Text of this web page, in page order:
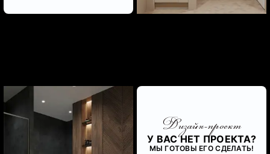
Дизайн-проект
У ВАС НЕТ ПРОЕКТА?
МЫ ГОТОВЫ ЕГО СДЕЛАТЬ!